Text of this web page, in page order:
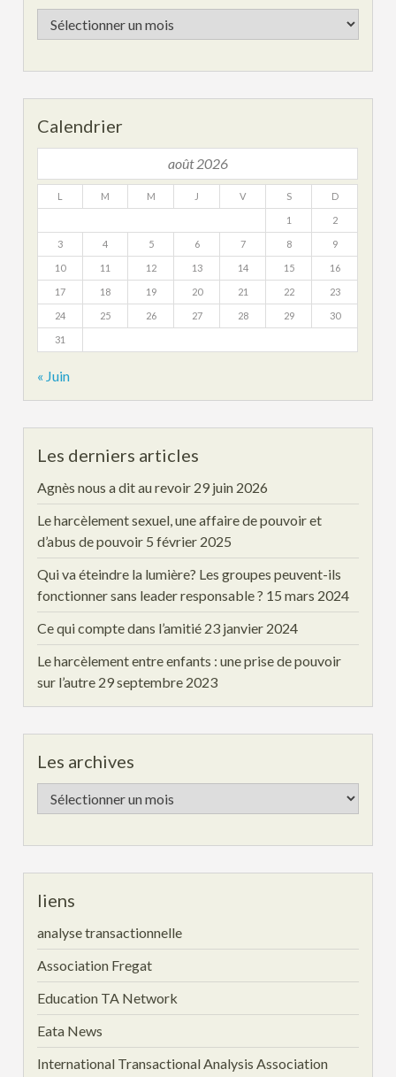
Les
archives
Calendrier
août 2026
L M M J V S D
1 2
3 4 5 6 7 8 9
10 11 12 13 14 15 16
17 18 19 20 21 22 23
24 25 26 27 28 29 30
31
« Juin
Les derniers articles
Agnès nous a dit au revoir 29 juin 2026
Le harcèlement sexuel, une affaire de pouvoir et
d’abus de pouvoir 5 février 2025
Qui va éteindre la lumière? Les groupes peuvent-ils
fonctionner sans leader responsable ? 15 mars 2024
Ce qui compte dans l’amitié 23 janvier 2024
Le harcèlement entre enfants : une prise de pouvoir
sur l’autre 29 septembre 2023
Les archives
Les
archives
liens
analyse transactionnelle
Association Fregat
Education TA Network
Eata News
International Transactional Analysis Association